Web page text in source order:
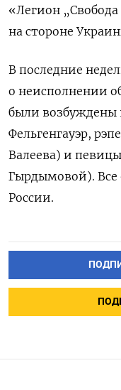
«Легион
на стороне
В последние
о неисполнении
были возбуждены
Фельгенгауэр,
Валеева) и певицы
Гырдымовой). Все
России.